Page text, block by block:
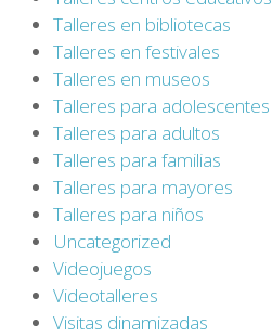
Talleres en bibliotecas
Talleres en festivales
Talleres en museos
Talleres para adolescentes
Talleres para adultos
Talleres para familias
Talleres para mayores
Talleres para niños
Uncategorized
Videojuegos
Videotalleres
Visitas dinamizadas